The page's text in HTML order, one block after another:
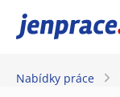
JenPráce.cz
Nabídky práce